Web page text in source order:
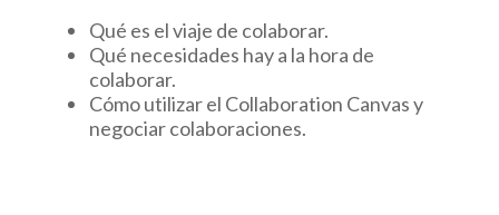
Qué es el viaje de colaborar.
Qué necesidades hay a la hora de
colaborar.
Cómo utilizar el Collaboration Canvasy
negociar colaboraciones.